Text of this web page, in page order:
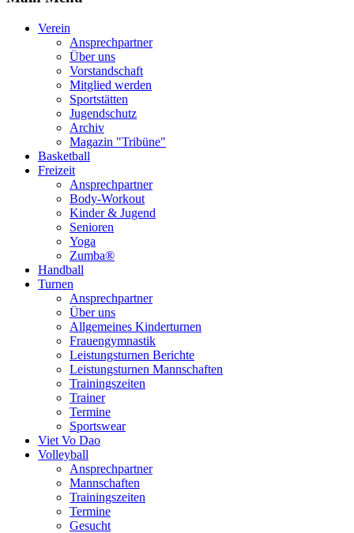
Verein
Ansprechpartner
Über uns
Vorstandschaft
Mitglied werden
Sportstätten
Jugendschutz
Archiv
Magazin "Tribüne"
Basketball
Freizeit
Ansprechpartner
Body-Workout
Kinder & Jugend
Senioren
Yoga
Zumba®
Handball
Turnen
Ansprechpartner
Über uns
Allgemeines Kinderturnen
Frauengymnastik
Leistungsturnen Berichte
Leistungsturnen Mannschaften
Trainingszeiten
Trainer
Termine
Sportswear
Viet Vo Dao
Volleyball
Ansprechpartner
Mannschaften
Trainingszeiten
Termine
Gesucht